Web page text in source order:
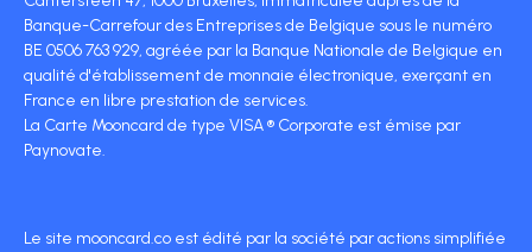
Banque-Carrefour des Entreprises de Belgique sous le numéro
BE 0506 763 929, agréée par la Banque Nationale de Belgique en
qualité d'établissement de monnaie électronique, exerçant en
France en libre prestation de services.
La Carte Mooncard de type VISA ® Corporate est émise par
Paynovate.
Le site mooncard.co est édité par la société par actions simplifiée